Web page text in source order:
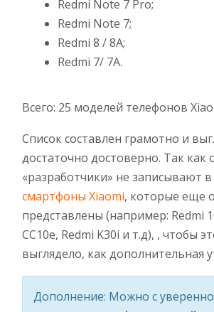
Redmi Note 7 Pro;
Redmi Note 7;
Redmi 8 / 8A;
Redmi 7/ 7A.
Всего: 25 моделей телефонов
Список составлен грамотно и
достаточно достоверно. Так как
«разработчики» не записывают
смартфоны Xiaomi, которые еще
представлены (например: Redmi
CC10e, Redmi K30i и т.д), , чтобы
выглядело, как дополнительная
Дополнение: Можно с